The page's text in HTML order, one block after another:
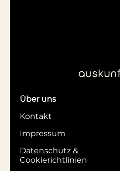
Über uns
Kontakt
Impressum
Datenschutz &
Cookierichtlinien